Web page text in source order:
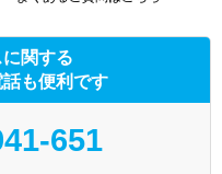
京メトロ丸ノ内線(池袋－
窪)
京メトロ東西線
京メトロ有楽町線
関する
も便利です
651